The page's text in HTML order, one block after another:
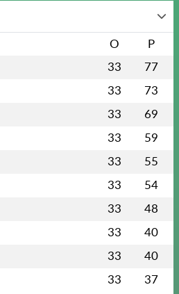
O P
33 77
33 73
33 69
33 59
33 55
33 54
33 48
33 40
33 40
33 37